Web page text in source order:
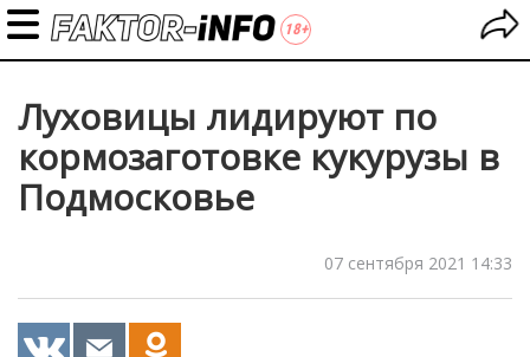
Луховицы лидируют по
кормозаготовке кукурузы в
Подмосковье
07 сентября 2021 14:33